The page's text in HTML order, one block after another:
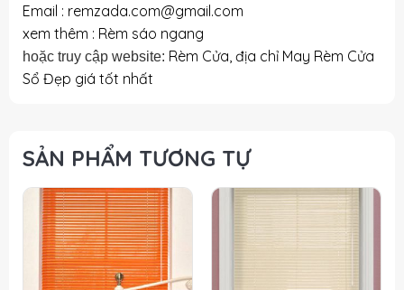
Email : remzada.com@gmail.com
xem thêm : Rèm sáo ngang
hoặc truy cập website: Rèm Cửa, địa chỉ May Rèm Cửa
Sổ Đẹp giá tốt nhất
SẢN PHẨM TƯƠNG TỰ